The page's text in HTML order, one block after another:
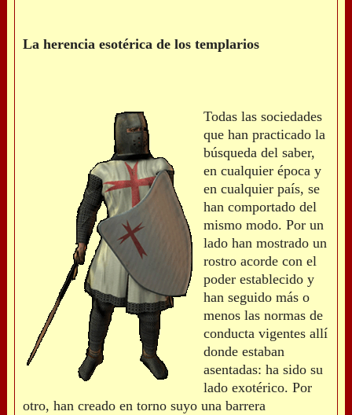
La herencia esotérica de los templarios
Todas las sociedades
que han practicado la
búsqueda del saber,
en cualquier época y
en cualquier país, se
han comportado del
mismo modo. Por un
lado han mostrado un
rostro acorde con el
poder establecido y
han seguido más o
menos las normas de
conducta vigentes allí
donde estaban
asentadas: ha sido su
lado exotérico. Por
otro, han creado en torno suyo una barrera